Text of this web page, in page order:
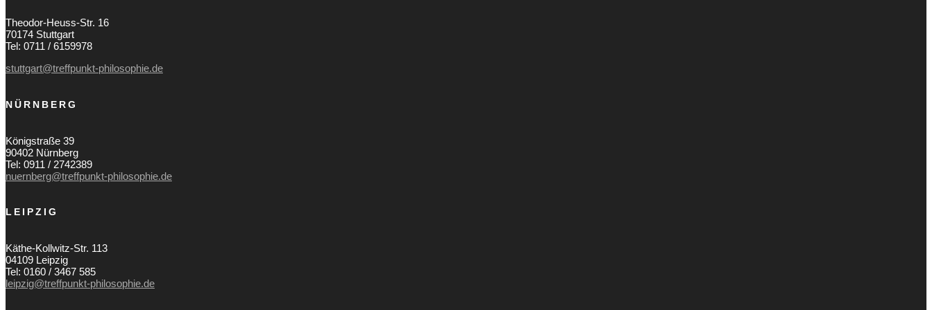
Theodor-Heuss-Str. 16
70174 Stuttgart
Tel: 0711 / 6159978
stuttgart@treffpunkt-philosophie.de
NÜRNBERG
Königstraße 39
90402 Nürnberg
Tel: 0911 / 2742389
nuernberg@treffpunkt-philosophie.de
LEIPZIG
Käthe-Kollwitz-Str. 113
04109 Leipzig
Tel: 0160 / 3467 585
leipzig@treffpunkt-philosophie.de